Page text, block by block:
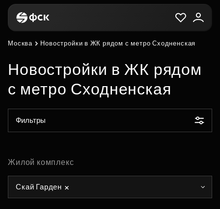
Москва Новостройки в ЖК рядом с метро Сходненская
Новостройки в ЖК рядом
с метро Сходненская
Фильтры
Жилой комплекс
Скай Гарден